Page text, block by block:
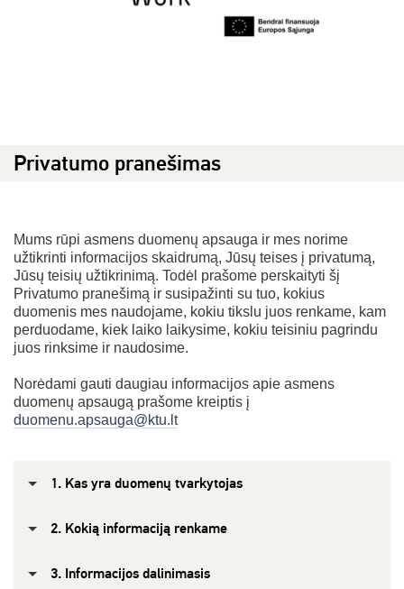
Privatumo pranešimas
Mums rūpi asmens duomenų apsauga ir mes norime
užtikrinti informacijos skaidrumą, Jūsų teises į privatumą,
Jūsų teisių užtikrinimą. Todėl prašome perskaityti šį
Privatumo pranešimą ir susipažinti su tuo, kokius
duomenis mes naudojame, kokiu tikslu juos renkame, kam
perduodame, kiek laiko laikysime, kokiu teisiniu pagrindu
juos rinksime ir naudosime.
Norėdami gauti daugiau informacijos apie asmens
duomenų apsaugą prašome kreiptis į
duomenu.apsauga@ktu.lt
1. Kas yra duomenų tvarkytojas
2. Kokią informaciją renkame
3. Informacijos dalinimasis